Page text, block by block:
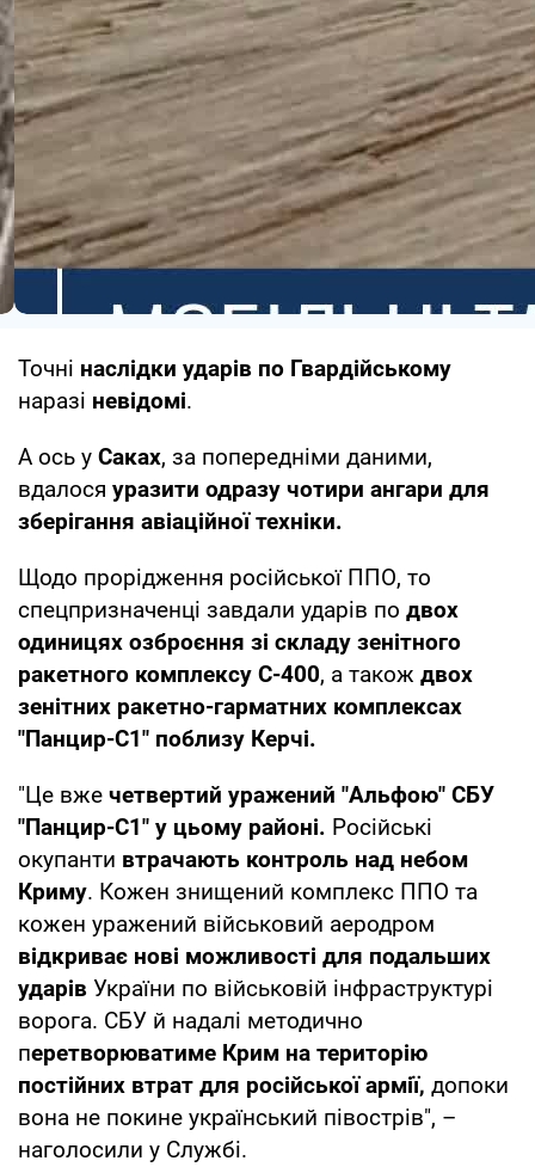
Точні наслідки ударів по Гвардійському
наразі невідомі.
А ось у Саках, за попередніми даними,
вдалося уразити одразу чотири ангари для
зберігання авіаційної техніки.
Щодо прорідження російської ППО, то
спецпризначенці завдали ударів по двох
одиницях озброєння зі складу зенітного
ракетного комплексу С-400, а також двох
зенітних ракетно-гарматних комплексах
"Панцир-С1" поблизу Керчі.
"Це вже четвертий уражений "Альфою" СБУ
"Панцир-С1" у цьому районі. Російські
окупанти втрачають контроль над небом
Криму. Кожен знищений комплекс ППО та
кожен уражений військовий аеродром
відкриває нові можливості для подальших
ударів України по військовій інфраструктурі
ворога. СБУ й надалі методично
перетворюватиме Крим на територію
постійних втрат для російської армії, допоки
вона не покине український півострів", –
наголосили у Службі.